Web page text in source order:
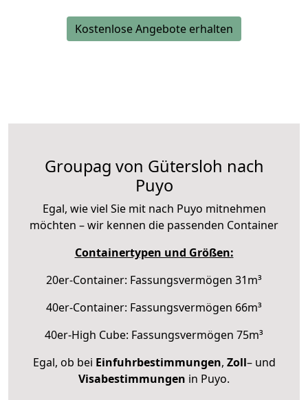
Kostenlose Angebote erhalten
Groupag von Gütersloh nach
Puyo
Egal, wie viel Sie mit nach Puyo mitnehmen
möchten – wir kennen die passenden Container
Containertypen und Größen:
20er-Container: Fassungsvermögen 31m³
40er-Container: Fassungsvermögen 66m³
40er-High Cube: Fassungsvermögen 75m³
Egal, ob bei Einfuhrbestimmungen, Zoll– und
Visabestimmungen in Puyo.